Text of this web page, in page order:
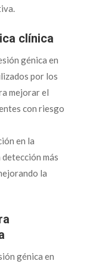
clínica
génica en
por los
mejorar el
con riesgo
en la
más
la
génica en